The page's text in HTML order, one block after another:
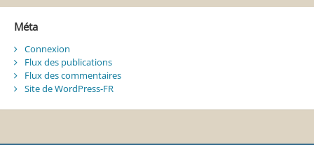
Méta
Connexion
Flux des publications
Flux des commentaires
Site de WordPress-FR